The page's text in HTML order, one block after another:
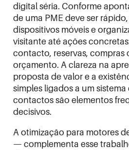
digital séria. Conforme
de uma PME deve ser
dispositivos móveis e
visitante até ações
contacto, reservas, compras
orçamento. A clareza na
proposta de valor e a
simples ligados a um
contactos são elementos
decisivos.
A otimização para motores
— complementa esse